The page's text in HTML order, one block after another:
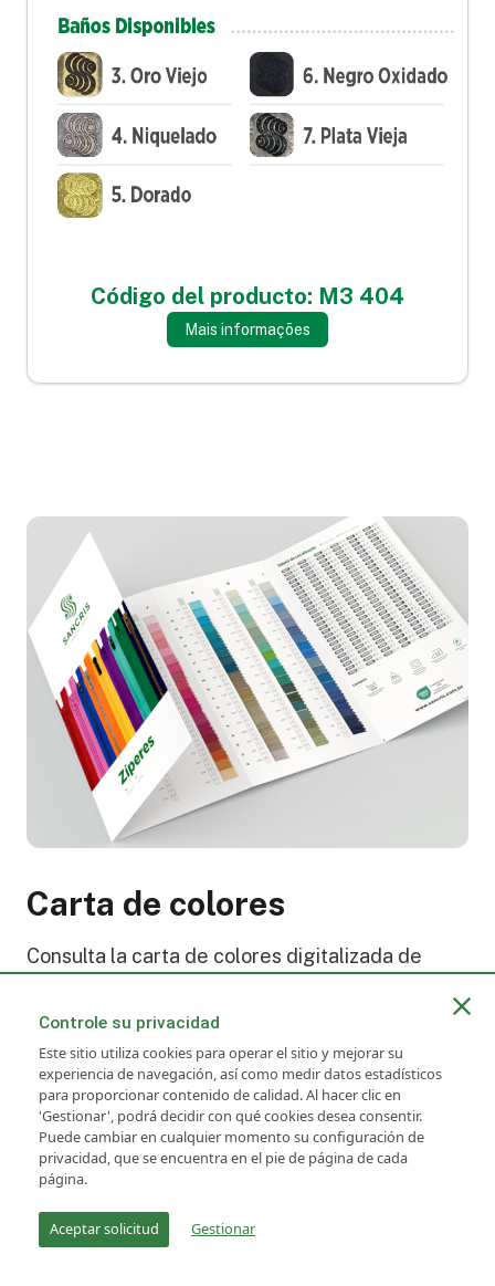
Código del producto: M3 404
Mais informações
Carta de colores
Consulta la carta de colores digitalizada de
Más Información
Ficha Técnica
Controle su privacidad
Este sitio utiliza cookies para operar el sitio y mejorar su
experiencia de navegación, así como medir datos estadísticos
para proporcionar contenido de calidad. Al hacer clic en
'Gestionar', podrá decidir con qué cookies desea consentir.
Puede cambiar en cualquier momento su configuración de
privacidad, que se encuentra en el pie de página de cada
página.
Aceptar solicitud Gestionar